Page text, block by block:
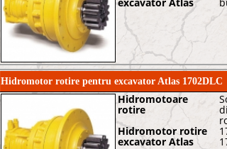
Hidromotor rotire pentru excavator Atlas 1702DLC
Hidromotoare
rotire
Hidromotor rotire
excavator Atlas